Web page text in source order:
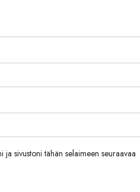
ja sivustoni tähän selaimeen seuraavaa